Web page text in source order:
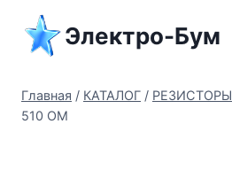
Перейти
содержимому
Электро-Бум
Главная / КАТАЛОГ / РЕЗИСТОРЫ
510 ОМ